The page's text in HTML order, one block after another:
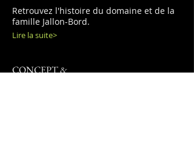
CONCEPT &
Retrouvez l'histoire du domaine et de la
famille Jallon-Bord.
Lire la suite>